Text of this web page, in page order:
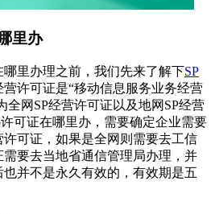
里办
哪里办理之前，我们先来了解下SP
营许可证是“移动信息服务业务经营
全网SP经营许可证以及地网SP经营
可证在哪里办，需要确定企业需要
许可证，如果是全网则需要去工信
需要去当地省通信管理局办理，并
也并不是永久有效的，有效期是五